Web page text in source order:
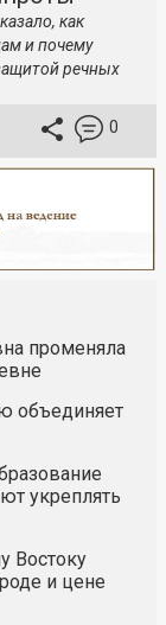
как
и почему
речных
0
променяла
объединяет
укреплять
Востоку
и цене